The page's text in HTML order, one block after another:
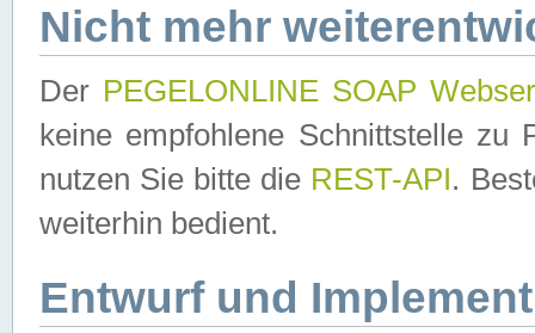
Nicht mehr
Der PEGELONLINE SOAP
keine empfohlene Schnittstelle zu
nutzen Sie bitte die REST-API.
weiterhin bedient.
Entwurf und